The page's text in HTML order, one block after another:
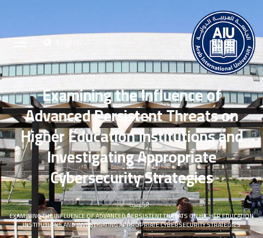
Examining the Influence of
Advanced Persistent Threats on
Higher Education Institutions and
Investigating Appropriate
Cybersecurity Strategies
الرئيسية
EXAMINING THE INFLUENCE OF ADVANCED PERSISTENT THREATS ON HIGHER EDUCATION
INSTITUTIONS AND INVESTIGATING APPROPRIATE CYBERSECURITY STRATEGIES